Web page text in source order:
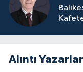
Alıntı Yazarlar